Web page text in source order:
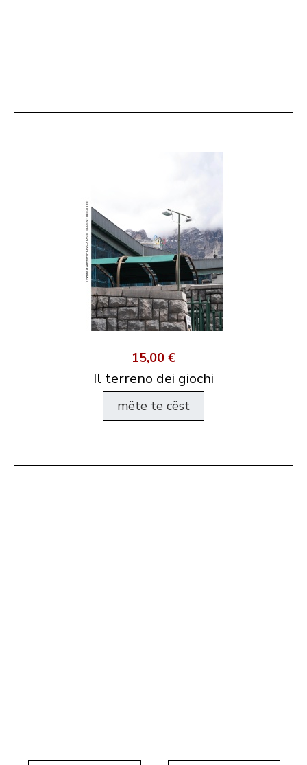
15,00 €
Il terreno dei giochi
mëte te cëst